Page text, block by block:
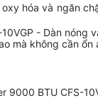
hóa và
mà không cần